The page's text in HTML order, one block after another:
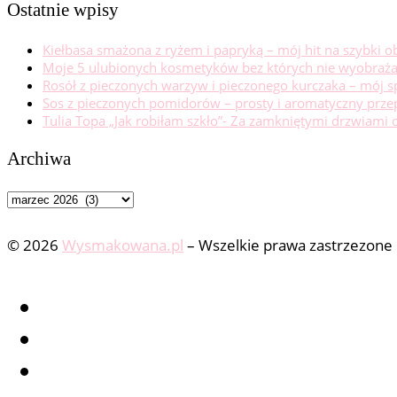
Ostatnie wpisy
Kiełbasa smażona z ryżem i papryką – mój hit na szybki
Moje 5 ulubionych kosmetyków bez których nie
Rosół z pieczonych warzyw i pieczonego kurczaka – mój
Sos z pieczonych pomidorów – prosty i aromatyczny
Tulia Topa „Jak robiłam szkło”- Za zamkniętymi drzwiami
Archiwa
Archiwa
© 2026 Wysmakowana.pl – Wszelkie prawa zastrzezone